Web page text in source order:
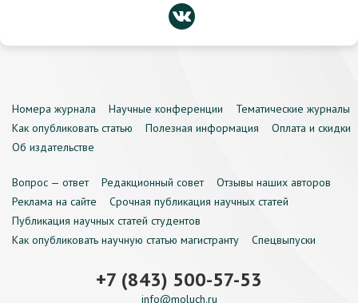
Номера журнала Научные конференции
Тематические журналы
Как опубликовать статью
Полезная информация
Оплата и скидки
Об издательстве
Вопрос — ответ Редакционный совет
Отзывы наших авторов
Реклама на сайте
Срочная публикация научных статей
Публикация научных статей студентов
Как опубликовать научную статью магистранту
Спецвыпуски
+7 (843) 500-57-53
info@moluch.ru